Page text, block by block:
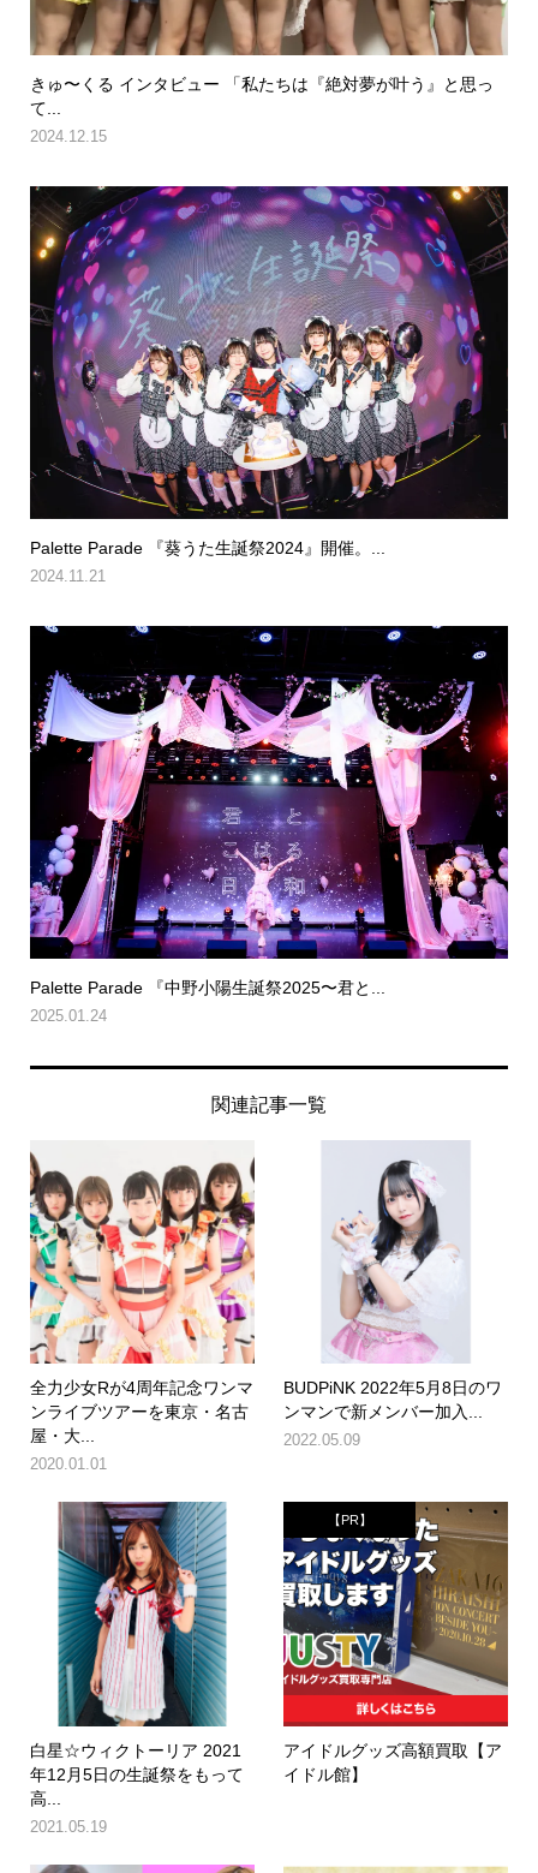
きゅ〜くる インタビュー 「私たちは『絶対夢が叶う』と思っ
て...
2024.12.15
Palette Parade 『葵うた生誕祭2024』開催。...
2024.11.21
Palette Parade 『中野小陽生誕祭2025〜君と...
2025.01.24
関連記事一覧
全力少女Rが4周年記念ワンマ
ンライブツアーを東京・名古
屋・大...
2020.01.01
BUDPiNK 2022年5月8日のワ
ンマンで新メンバー加入...
2022.05.09
白星☆ウィクトーリア 2021
年12月5日の生誕祭をもって
高...
2021.05.19
【PR】
アイドルグッズ高額買取【ア
イドル館】